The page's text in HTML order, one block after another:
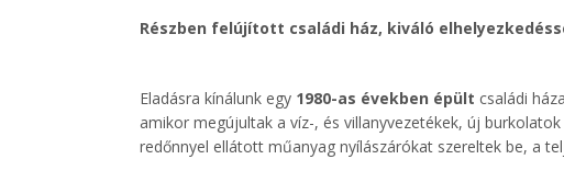
Részben felújított családi ház, kiváló
Eladásra kínálunk egy 1980-as években épült családi
amikor megújultak a víz-, és villanyvezetékek, új
redőnnyel ellátott műanyag nyílászárókat szereltek be, a